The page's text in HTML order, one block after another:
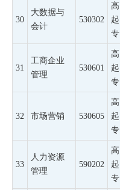
30
大数据与
会计
530302
高
起
专
31
工商企业
管理
530601
高
起
专
32 市场营销 530605
高
起
专
33
人力资源
管理
590202
高
起
专